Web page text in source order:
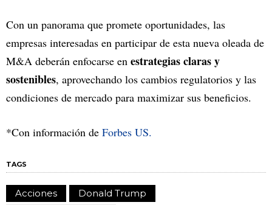
Con un panorama que promete oportunidades, las
empresas interesadas en participar de esta nueva oleada de
M&A deberán enfocarse en estrategias claras y
sostenibles, aprovechando los cambios regulatorios y las
condiciones de mercado para maximizar sus beneficios.
*Con información de Forbes US.
TAGS
Acciones
Donald Trump